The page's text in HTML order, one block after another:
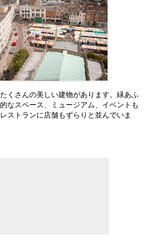
くさんの美しい建物があります。緑あふ
なスペース、ミュージアム、イベントも
ストランに店舗もずらりと並んでいま